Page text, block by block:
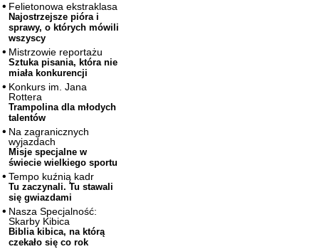
Felietonowa ekstraklasa
Najostrzejsze pióra i
sprawy, o których mówili
wszyscy
Mistrzowie reportażu
Sztuka pisania, która nie
miała konkurencji
Konkurs im. Jana
Rottera
Trampolina dla młodych
talentów
Na zagranicznych
wyjazdach
Misje specjalne w
świecie wielkiego sportu
Tempo kuźnią kadr
Tu zaczynali. Tu stawali
się gwiazdami
Nasza Specjalność:
Skarby Kibica
Biblia kibica, na którą
czekało się co rok